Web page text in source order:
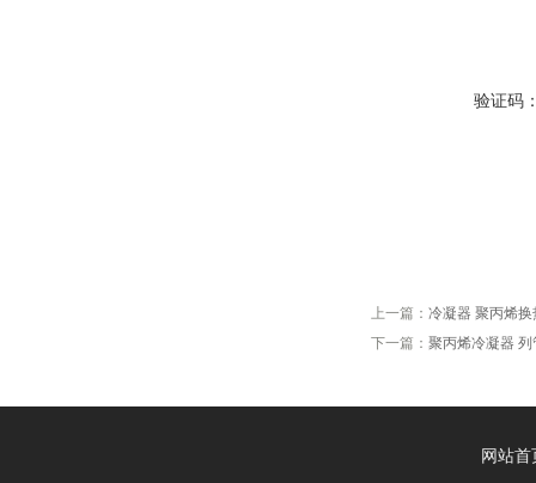
验证码
上一篇： 冷凝器 聚丙烯
下一篇： 聚丙烯冷凝器
网站首